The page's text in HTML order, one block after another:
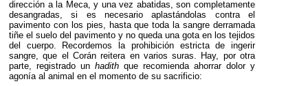
dirección a la Meca, y una vez abatidas, son completamente
desangradas, si es necesario aplastándolas contra el
pavimento con los pies, hasta que toda la sangre derramada
tiñe el suelo del pavimento y no queda una gota en los tejidos
del cuerpo. Recordemos la prohibición estricta de ingerir
sangre, que el Corán reitera en varios suras. Hay, por otra
parte, registrado un hadith que recomienda ahorrar dolor y
agonía al animal en el momento de su sacrificio: